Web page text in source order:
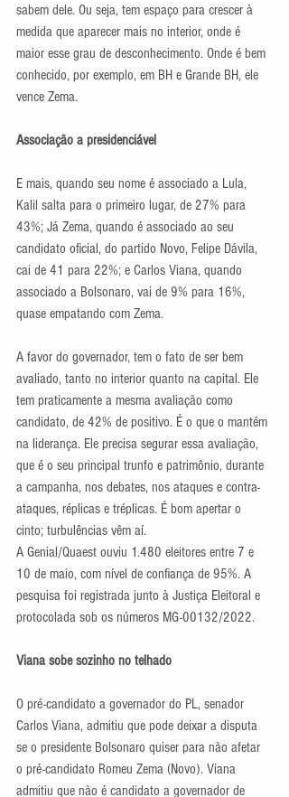
sabem dele. Ou seja, tem espaço para crescer à
medida que aparecer mais no interior, onde é
maior esse grau de desconhecimento. Onde é bem
conhecido, por exemplo, em BH e Grande BH, ele
vence Zema.
Associação a presidenciável
E mais, quando seu nome é associado a Lula,
Kalil salta para o primeiro lugar, de 27% para
43%; Já Zema, quando é associado ao seu
candidato oficial, do partido Novo, Felipe Dávila,
cai de 41 para 22%; e Carlos Viana, quando
associado a Bolsonaro, vai de 9% para 16%,
quase empatando com Zema.
A favor do governador, tem o fato de ser bem
avaliado, tanto no interior quanto na capital. Ele
tem praticamente a mesma avaliação como
candidato, de 42% de positivo. É o que o mantém
na liderança. Ele precisa segurar essa avaliação,
que é o seu principal trunfo e patrimônio, durante
a campanha, nos debates, nos ataques e contra-
ataques, réplicas e tréplicas. É bom apertar o
cinto; turbulências vêm aí.
A Genial/Quaest ouviu 1.480 eleitores entre 7 e
10 de maio, com nível de confiança de 95%. A
pesquisa foi registrada junto à Justiça Eleitoral e
protocolada sob os números MG-00132/2022.
Viana sobe sozinho no telhado
O pré-candidato a governador do PL, senador
Carlos Viana, admitiu que pode deixar a disputa
se o presidente Bolsonaro quiser para não afetar
o pré-candidato Romeu Zema (Novo). Viana
admitiu que não é candidato a governador de